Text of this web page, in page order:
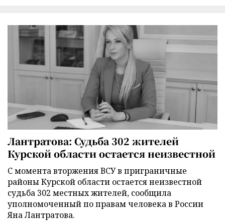
Лантратова: Судьба 302 жителей
Курской области остается неизвестной
С момента вторжения ВСУ в приграничные
районы Курской области остается неизвестной
судьба 302 местных жителей, сообщила
уполномоченный по правам человека в России
Яна Лантратова.